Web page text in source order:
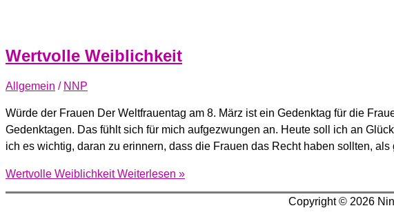
Wertvolle Weiblichkeit
Allgemein / NNP
Würde der Frauen Der Weltfrauentag am 8. März ist ein Gedenktag für die
Gedenktagen. Das fühlt sich für mich aufgezwungen an. Heute soll ich an
ich es wichtig, daran zu erinnern, dass die Frauen das Recht haben sollten,
Wertvolle WeiblichkeitWeiterlesen »
Copyright © 2026